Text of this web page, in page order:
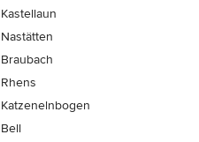
Kastellaun
Nastätten
Braubach
Rhens
Katzenelnbogen
Bell